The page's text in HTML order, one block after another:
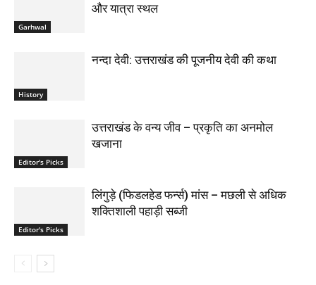
Garhwal
और यात्रा स्थल
History
नन्दा देवी: उत्तराखंड की पूजनीय देवी की कथा
Editor's Picks
उत्तराखंड के वन्य जीव – प्रकृति का अनमोल
खजाना
Editor's Picks
लिंगुड़े (फिडलहेड फर्न्स) मांस – मछली से अधिक
शक्तिशाली पहाड़ी सब्जी